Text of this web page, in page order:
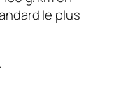
le plus